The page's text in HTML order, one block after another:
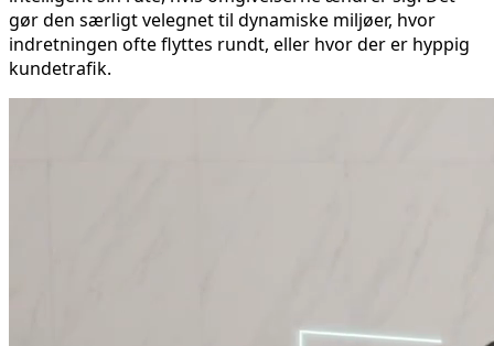
gør den særligt velegnet til dynamiske miljøer, hvor
indretningen ofte flyttes rundt, eller hvor der er hyppig
kundetrafik.